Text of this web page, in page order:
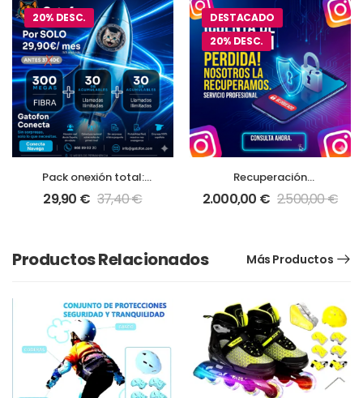
20% DESC.
Pack onexión total:
fibra 300Mb + 2 móviles
con 30GB
29,90 € 37,40€
DESTACADO
20% DESC.
Recuperación
profesional de cuentas
de Instagram
2.000,00 € 2.500,00€
Productos Relacionados Más Productos